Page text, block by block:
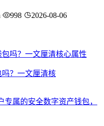
998 2026-08-06
吗？一文厘清核